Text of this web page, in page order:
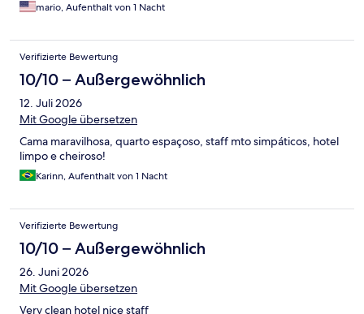
mario, Aufenthalt von 1 Nacht
Verifizierte Bewertung
10/10 – Außergewöhnlich
12. Juli 2026
Mit Google übersetzen
Cama maravilhosa, quarto espaçoso, staff mto simpáticos, hotel
limpo e cheiroso!
Karinn, Aufenthalt von 1 Nacht
Verifizierte Bewertung
10/10 – Außergewöhnlich
26. Juni 2026
Mit Google übersetzen
Very clean hotel nice staff